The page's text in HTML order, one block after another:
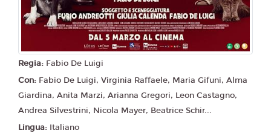
Regia: Fabio De Luigi
Con: Fabio De Luigi, Virginia Raffaele, Maria Gifuni, Alma
Giardina, Anita Marzi, Arianna Gregori, Leon Castagno,
Andrea Silvestrini, Nicola Mayer, Beatrice Schir...
Lingua: Italiano